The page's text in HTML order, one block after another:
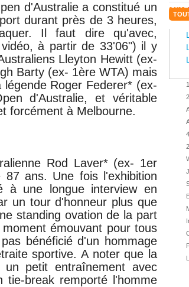
d'Australie a constitué un
durant près de 3 heures,
Il faut dire qu'avec,
à partir de 33'06") il y
Lleyton Hewitt (ex-
Barty (ex- 1ère WTA) mais
légende Roger Federer* (ex-
d'Australie, et véritable
forcément à Melbourne.
Rod Laver* (ex- 1er
87 ans. Une fois l'exhibition
à une longue interview en
un tour d'honneur plus que
standing ovation de la part
émouvant pour tous
bénéficié d'un hommage
sportive. A noter que la
petit entraînement avec
tie-break remporté l'homme
04/08